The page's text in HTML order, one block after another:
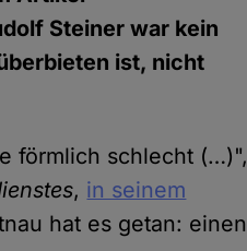
Steiner war kein
ist, nicht
förmlich schlecht (…)",
, in seinem
hat es getan: einen